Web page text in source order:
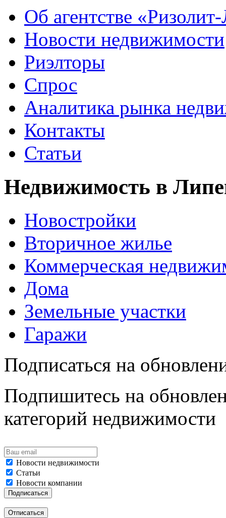
Об агентстве
Новости недвижимости
Риэлторы
Спрос
Аналитика рынка
Контакты
Статьи
Недвижимость в
Новостройки
Вторичное жилье
Коммерческая
Дома
Земельные участки
Гаражи
Подписаться на
Подпишитесь на
категорий недвижимости
Новости недвижимости
Статьи
Новости компании